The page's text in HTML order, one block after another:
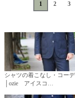
1 2 3
シャツの着こなし・コー
│ozie アイスコ…